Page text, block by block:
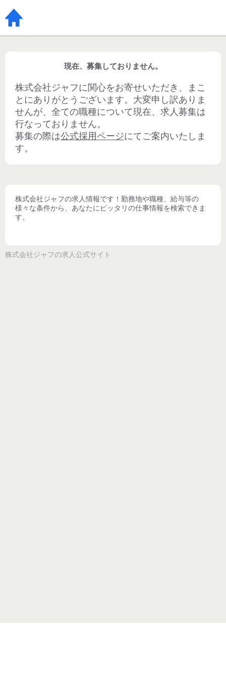
現在、募集しておりません。
株式会社ジャフに関心をお寄せいただき、まこ
とにありがとうございます。大変申し訳ありま
せんが、全ての職種について現在、求人募集は
行なっておりません。
募集の際は公式採用ページにてご案内いたしま
す。
株式会社ジャフの求人情報です！勤務地や職種、給与等の
様々な条件から、あなたにピッタリの仕事情報を検索できま
す。
株式会社ジャフの求人公式サイト